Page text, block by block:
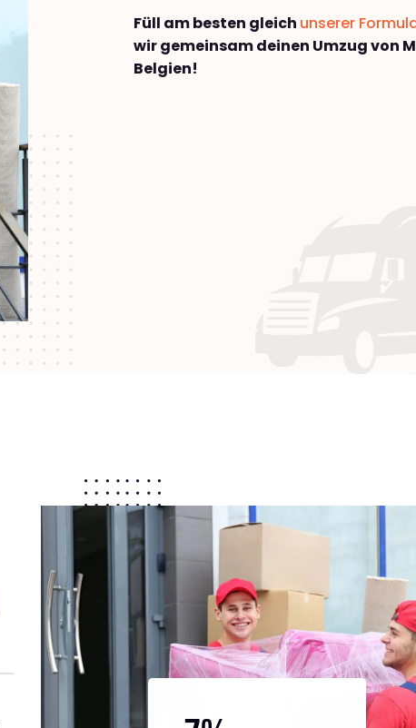
Füll am besten gleich unserer
wir gemeinsam deinen Umzug von
Belgien!